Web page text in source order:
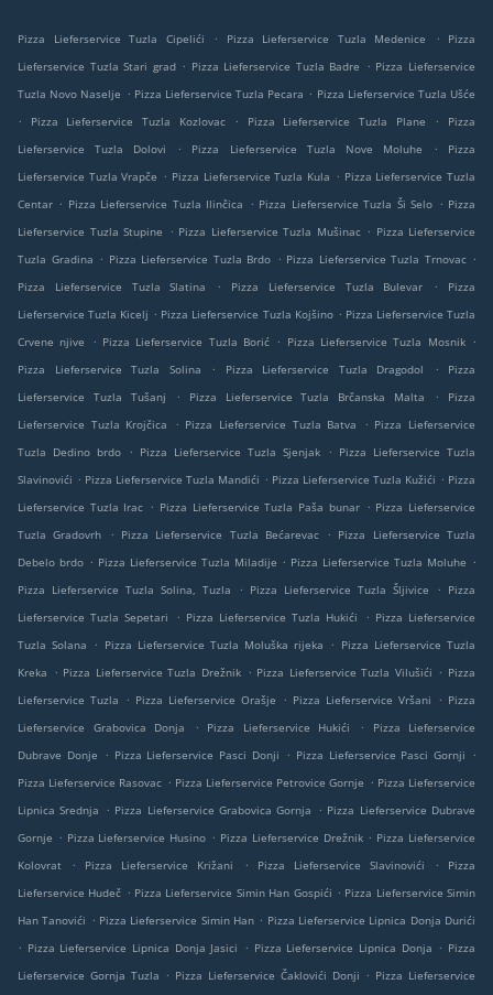
Pizza Lieferservice Tuzla Cipelići . Pizza Lieferservice Tuzla Medenice .
Pizza
Lieferservice Tuzla Stari grad . Pizza Lieferservice Tuzla Badre . Pizza Lieferservice
Tuzla Novo Naselje . Pizza Lieferservice Tuzla Pecara . Pizza Lieferservice Tuzla Ušće
.
Pizza Lieferservice Tuzla Kozlovac . Pizza Lieferservice Tuzla Plane .
Pizza
Lieferservice Tuzla Dolovi
. Pizza Lieferservice Tuzla Nove Moluhe .
Pizza
Lieferservice Tuzla Vrapče . Pizza Lieferservice Tuzla Kula . Pizza Lieferservice Tuzla
Centar . Pizza Lieferservice Tuzla Ilinčica . Pizza Lieferservice Tuzla Ši Selo . Pizza
Lieferservice Tuzla Stupine
. Pizza Lieferservice Tuzla Mušinac . Pizza Lieferservice
Tuzla Gradina . Pizza Lieferservice Tuzla Brdo . Pizza Lieferservice Tuzla Trnovac .
Pizza Lieferservice Tuzla Slatina
. Pizza Lieferservice Tuzla Bulevar .
Pizza
Lieferservice Tuzla Kicelj . Pizza Lieferservice Tuzla Kojšino . Pizza Lieferservice Tuzla
Crvene njive
. Pizza Lieferservice Tuzla Borić . Pizza Lieferservice Tuzla Mosnik .
Pizza Lieferservice Tuzla Solina
. Pizza Lieferservice Tuzla Dragodol .
Pizza
Lieferservice Tuzla Tušanj
. Pizza Lieferservice Tuzla Brčanska Malta .
Pizza
Lieferservice Tuzla Krojčica
. Pizza Lieferservice Tuzla Batva . Pizza Lieferservice
Tuzla Dedino brdo
. Pizza Lieferservice Tuzla Sjenjak . Pizza Lieferservice Tuzla
Slavinovići . Pizza Lieferservice Tuzla Mandići . Pizza Lieferservice Tuzla Kužići . Pizza
Lieferservice Tuzla Irac . Pizza Lieferservice Tuzla Paša bunar . Pizza Lieferservice
Tuzla Gradovrh
. Pizza Lieferservice Tuzla Bećarevac . Pizza Lieferservice Tuzla
Debelo brdo . Pizza Lieferservice Tuzla Miladije . Pizza Lieferservice Tuzla Moluhe .
Pizza Lieferservice Tuzla Solina, Tuzla
. Pizza Lieferservice Tuzla Šljivice . Pizza
Lieferservice Tuzla Sepetari
. Pizza Lieferservice Tuzla Hukići . Pizza Lieferservice
Tuzla Solana
. Pizza Lieferservice Tuzla Moluška rijeka . Pizza Lieferservice Tuzla
Kreka
. Pizza Lieferservice Tuzla Drežnik . Pizza Lieferservice Tuzla Vilušići . Pizza
Lieferservice Tuzla
. Pizza Lieferservice Orašje . Pizza Lieferservice Vršani . Pizza
Lieferservice Grabovica Donja
. Pizza Lieferservice Hukići .
Pizza Lieferservice
Dubrave Donje
. Pizza Lieferservice Pasci Donji . Pizza Lieferservice Pasci Gornji
.
Pizza Lieferservice Rasovac . Pizza Lieferservice Petrovice Gornje . Pizza Lieferservice
Lipnica Srednja
. Pizza Lieferservice Grabovica Gornja . Pizza Lieferservice Dubrave
Gornje . Pizza Lieferservice Husino . Pizza Lieferservice Drežnik . Pizza Lieferservice
Kolovrat
. Pizza Lieferservice Križani . Pizza Lieferservice Slavinovići .
Pizza
Lieferservice Hudeč . Pizza Lieferservice Simin Han Gospići . Pizza Lieferservice Simin
Han Tanovići . Pizza Lieferservice Simin Han . Pizza Lieferservice Lipnica Donja Durići
. Pizza Lieferservice Lipnica Donja Jasici . Pizza Lieferservice Lipnica Donja . Pizza
Lieferservice Gornja Tuzla . Pizza Lieferservice Čaklovići Donji . Pizza Lieferservice